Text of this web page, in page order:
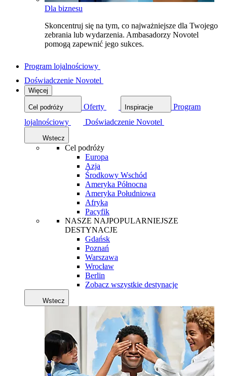
Dla biznesu
Skoncentruj się na tym, co najważniejsze dla Twojego
zebrania lub wydarzenia. Ambasadorzy Novotel
pomogą zapewnić jego sukces.
Program lojalnościowy
Doświadczenie Novotel
Więcej
Cel podróży Oferty Inspiracje
Program
lojalnościowy
Doświadczenie Novotel
Wstecz
Cel podróży
Europa
Azja
Środkowy Wschód
Ameryka Północna
Ameryka Południowa
Afryka
Pacyfik
NASZE NAJPOPULARNIEJSZE
DESTYNACJE
Gdańsk
Poznań
Warszawa
Wrocław
Berlin
Zobacz wszystkie destynacje
Wstecz